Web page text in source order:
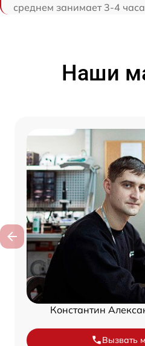
среднем занимает 3-4
Наши
Константин
Вызвать